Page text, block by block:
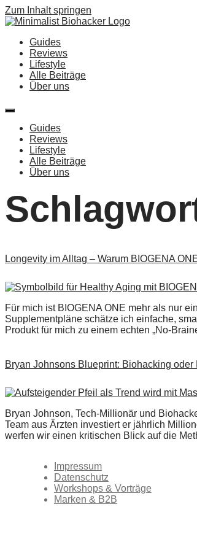
Zum Inhalt springen
Guides
Reviews
Lifestyle
Alle Beiträge
Über uns
Guides
Reviews
Lifestyle
Alle Beiträge
Über uns
Longevity im Alltag – Warum BIOGENA
Für mich ist BIOGENA ONE mehr als nur
Supplementpläne schätze ich einfache,
Produkt für mich zu einem echten „No-
Bryan Johnsons Blueprint: Biohacking
Bryan Johnson, Tech-Millionär und
Team aus Ärzten investiert er jährlich
werfen wir einen kritischen Blick auf die
Impressum
Datenschutz
Workshops & Vorträge
Marken & B2B